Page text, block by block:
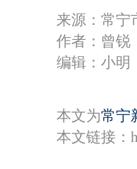
来源：常宁
作者：曾锐
编辑：小明
本文为常宁
本文链接：